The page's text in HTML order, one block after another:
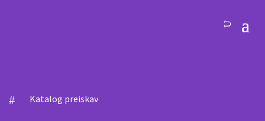
# Katalog preiskav